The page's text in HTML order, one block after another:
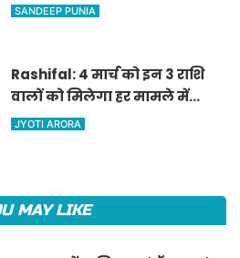
वाले बुजुर्गों को भी मिलेगी बुढ़ापा
SANDEEP PUNIA
Rashifal: 4 मार्च को इन 3 राशि
वालों को मिलेगा हर मामले में
किस्मत का साथ, पढ़ें 12 राशियों का
JYOTI ARORA
MAY LIKE